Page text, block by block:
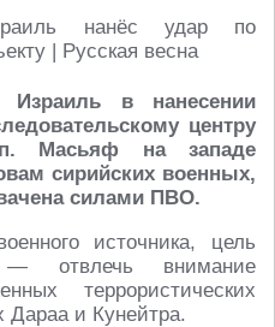
Израиль в нанесении
центру
Масьяф на западе
сирийских военных,
силами ПВО.
источника, цель
— отвлечь внимание
террористических
Дараа и Кунейтра.